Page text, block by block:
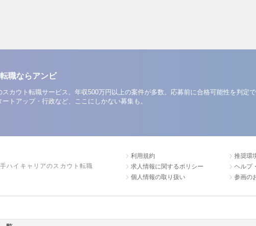
職ならアンビ
カウト転職サービス。年収500万円以上の案件が多数。応募前に合格可能性を判定
トアップ・行政など、ここにしかない募集も。
ハイキャリアのスカウト転職
利用規約
求人情報に関するポリシー
個人情報の取り扱い
推奨環
ヘルプ
参画の